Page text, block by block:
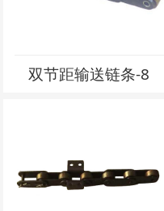
双节距输送链条-8